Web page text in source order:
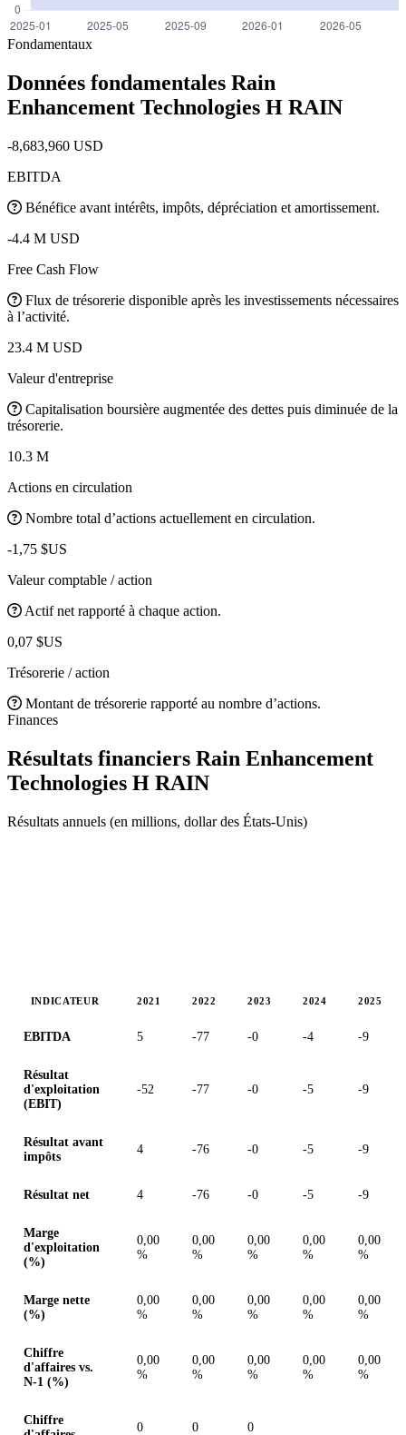
Fondamentaux
Données fondamentales Rain
Enhancement Technologies H RAIN
-8,683,960 USD
EBITDA
Bénéfice avant intérêts, impôts, dépréciation et amortissement.
-4.4 M USD
Free Cash Flow
Flux de trésorerie disponible après les investissements nécessaires
à l’activité.
23.4 M USD
Valeur d'entreprise
Capitalisation boursière augmentée des dettes puis diminuée de la
trésorerie.
10.3 M
Actions en circulation
Nombre total d’actions actuellement en circulation.
-1,75 $US
Valeur comptable / action
Actif net rapporté à chaque action.
0,07 $US
Trésorerie / action
Montant de trésorerie rapporté au nombre d’actions.
Finances
Résultats financiers Rain Enhancement
Technologies H RAIN
Résultats annuels (en millions, dollar des États-Unis)
INDICATEUR 2021 2022 2023 2024 2025
EBITDA 5 -77 -0 -4 -9
Résultat
d'exploitation
(EBIT)
-52 -77 -0 -5 -9
Résultat avant
impôts
4 -76 -0 -5 -9
Résultat net 4 -76 -0 -5 -9
Marge
d'exploitation
(%)
0,00
%
0,00
%
0,00
%
0,00
%
0,00
%
Marge nette
(%)
0,00
%
0,00
%
0,00
%
0,00
%
0,00
%
Chiffre
d'affaires vs.
N-1 (%)
0,00
%
0,00
%
0,00
%
0,00
%
0,00
%
Chiffre
0 0 0